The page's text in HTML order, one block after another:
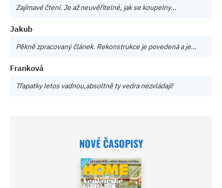
Zajímavé čtení. Je až neuvěřitelné, jak se koupelny…
Jakub
Pěkně zpracovaný článek. Rekonstrukce je povedená a je…
Franková
Třapatky letos vadnou,absoltně ty vedra nezvládají!
NOVÉ ČASOPISY